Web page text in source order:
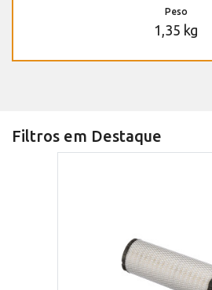
Peso
1,35 kg
Filtros em Destaque